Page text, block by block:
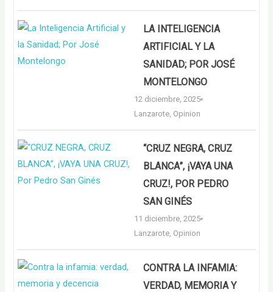
LA INTELIGENCIA
ARTIFICIAL Y LA
SANIDAD; POR JOSÉ
MONTELONGO
12 diciembre, 2025
Lanzarote Opinion
“CRUZ NEGRA, CRUZ
BLANCA”, ¡VAYA UNA
CRUZ!, POR PEDRO
SAN GINÉS
11 diciembre, 2025
Lanzarote Opinion
CONTRA LA INFAMIA:
VERDAD, MEMORIA Y